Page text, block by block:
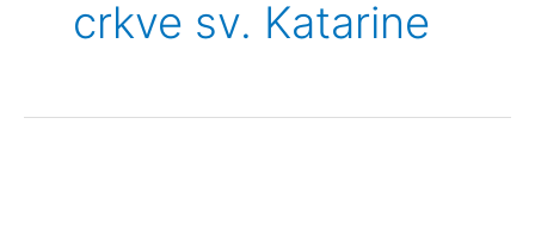
crkve sv. Katarine